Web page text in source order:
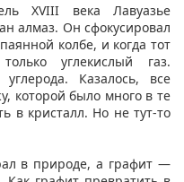
XVIII века Лавуазье
алмаз. Он сфокусировал
колбе, и когда тот
углекислый газ.
Казалось, все
которой было много в те
в кристалл. Но не тут-то
в природе, а графит —